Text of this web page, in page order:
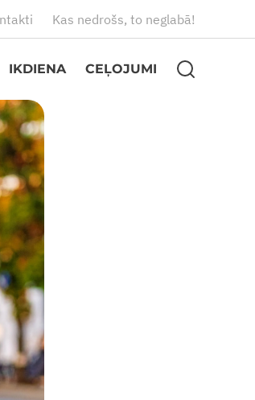
Kas nedrošs, to neglabā!
IKDIENA CEĻOJUMI